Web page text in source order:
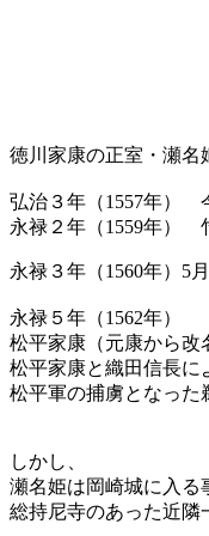
徳川家康の正室・瀬名
弘治３年（1557年）
永禄２年（1559年）
永禄３年（1560年）5
永禄５年（1562年）
松平家康（元康から改
松平家康と織田信長に
松平軍の捕虜となった
しかし、
瀬名姫は岡崎城に入る
総持尼寺のあった近隣